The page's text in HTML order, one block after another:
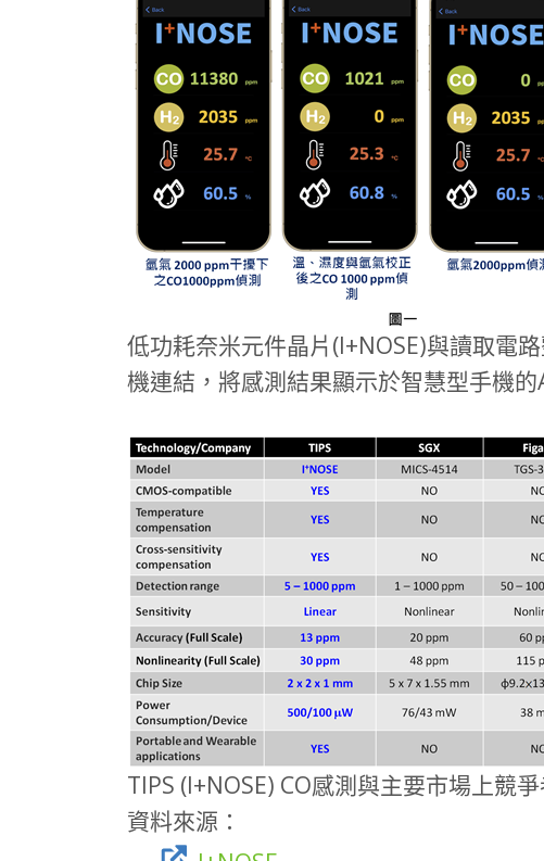
低功耗奈米元件晶片(I+NOSE)與讀取電
機連結，將感測結果顯示於智慧型手機的
TIPS (I+NOSE) CO感測與主要市場上競
資料來源：